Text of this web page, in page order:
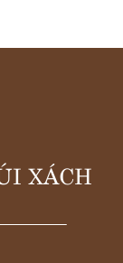
XÁCH